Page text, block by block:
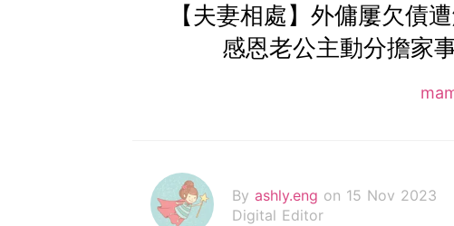
【夫妻相處】外傭屢欠債
感恩老公主動分擔家
By ashly.eng on 15 Nov 2023
Digital Editor